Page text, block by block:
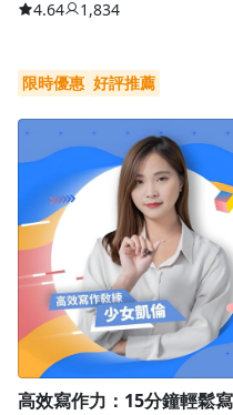
4.64
1,834
限時優惠 好評推薦
高效寫作力：15分鐘輕鬆